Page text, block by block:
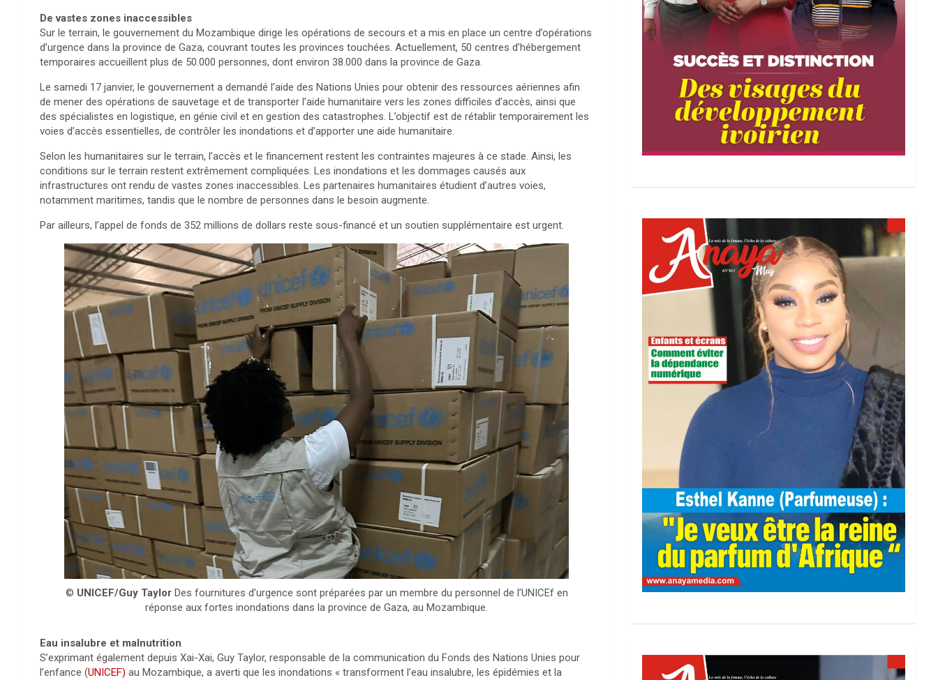
De vastes zones inaccessibles
Sur le terrain, le gouvernement du Mozambique dirige les opérations de secours et a mis en place un centre d’opérations
d’urgence dans la province de Gaza, couvrant toutes les provinces touchées. Actuellement, 50 centres d’hébergement
temporaires accueillent plus de 50.000 personnes, dont environ 38.000 dans la province de Gaza.
Le samedi 17 janvier, le gouvernement a demandé l’aide des Nations Unies pour obtenir des ressources aériennes afin
de mener des opérations de sauvetage et de transporter l’aide humanitaire vers les zones difficiles d’accès, ainsi que
des spécialistes en logistique, en génie civil et en gestion des catastrophes. L’objectif est de rétablir temporairement les
voies d’accès essentielles, de contrôler les inondations et d’apporter une aide humanitaire.
Selon les humanitaires sur le terrain, l’accès et le financement restent les contraintes majeures à ce stade. Ainsi, les
conditions sur le terrain restent extrêmement compliquées. Les inondations et les dommages causés aux
infrastructures ont rendu de vastes zones inaccessibles. Les partenaires humanitaires étudient d’autres voies,
notamment maritimes, tandis que le nombre de personnes dans le besoin augmente.
Par ailleurs, l’appel de fonds de 352 millions de dollars reste sous-financé et un soutien supplémentaire est urgent.
© UNICEF/Guy TaylorDes fournitures d’urgence sont préparées par un membre du personnel de l’UNICEf en
réponse aux fortes inondations dans la province de Gaza, au Mozambique.
Eau insalubre et malnutrition
S’exprimant également depuis Xai-Xai, Guy Taylor, responsable de la communication du Fonds des Nations Unies pour
l’enfance (UNICEF) au Mozambique, a averti que les inondations « transforment l’eau insalubre, les épidémies et la